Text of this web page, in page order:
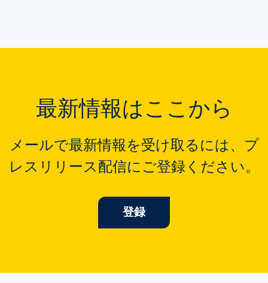
最新情報はここから
メールで最新情報を受け取るには、プ
レスリリース配信にご登録ください。
登録